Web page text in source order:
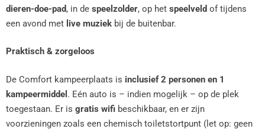
dieren-doe-pad, in de speelzolder, op het speelveld of tijdens
een avond met live muziek bij de buitenbar.
Praktisch & zorgeloos
De Comfort kampeerplaats is inclusief 2 personen en 1
kampeermiddel . Eén auto is – indien mogelijk – op de plek
toegestaan. Er is gratis wifi beschikbaar, en er zijn
voorzieningen zoals een chemisch toiletstortpunt (let op: geen